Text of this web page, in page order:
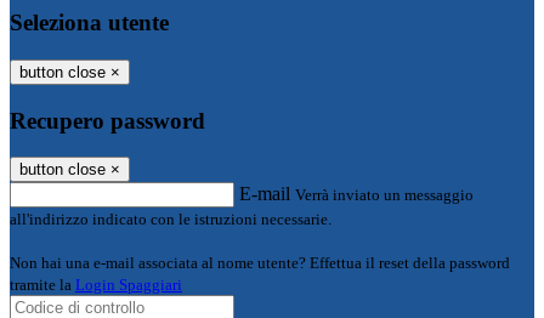
Seleziona utente
button close ×
Recupero password
button close ×
E-mail Verrà inviato un messaggio
all'indirizzo indicato con le istruzioni necessarie.
Non hai una e-mail associata al nome utente? Effettua il reset della password
tramite la Login Spaggiari